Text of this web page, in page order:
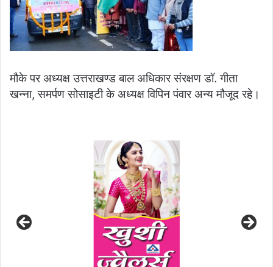
मौके पर अध्यक्ष उत्तराखण्ड बाल अधिकार संरक्षण डॉ. गीता
खन्ना, समर्पण सोसाइटी के अध्यक्ष विपिन पंवार अन्य मौजूद रहे।